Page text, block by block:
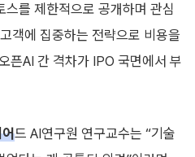
를 제한적으로 공개하며 관심
객에 집중하는 전략으로 비용을
픈AI 간 격차가 IPO 국면에서 부
드 AI연구원 연구교수는 “기술